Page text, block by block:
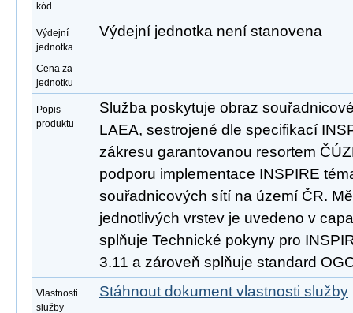
kód
Výdejní
jednotka
Výdejní jednotka není stanovena
Cena za
jednotku
Popis
produktu
Služba poskytuje obraz
LAEA, sestrojené dle specifikací
zákresu garantovanou resortem
podporu implementace INSPIRE
souřadnicových sítí na území ČR.
jednotlivých vrstev je uvedeno v
splňuje Technické pokyny pro
3.11 a zároveň splňuje standard
Vlastnosti
služby
Stáhnout dokument vlastnosti služby